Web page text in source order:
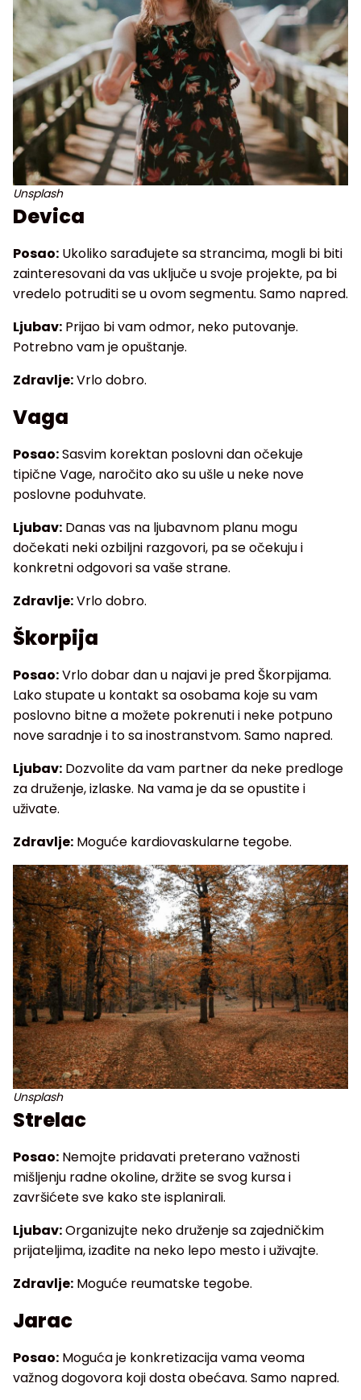
Unsplash
Devica
Posao: Ukoliko sarađujete sa strancima, mogli bi biti
zainteresovani da vas uključe u svoje projekte, pa bi
vredelo potruditi se u ovom segmentu. Samo napred.
Ljubav: Prijao bi vam odmor, neko putovanje.
Potrebno vam je opuštanje.
Zdravlje:Vrlo dobro.
Vaga
Posao:Sasvim korektan poslovni dan očekuje
tipične Vage, naročito ako su ušle u neke nove
poslovne poduhvate.
Ljubav: Danas vas na ljubavnom planu mogu
dočekati neki ozbiljni razgovori, pa se očekuju i
konkretni odgovori sa vaše strane.
Zdravlje:Vrlo dobro.
Škorpija
Posao:Vrlo dobar dan u najavi je pred Škorpijama.
Lako stupate u kontakt sa osobama koje su vam
poslovno bitne a možete pokrenuti i neke potpuno
nove saradnje i to sa inostranstvom. Samo napred.
Ljubav: Dozvolite da vam partner da neke predloge
za druženje, izlaske. Na vama je da se opustite i
uživate.
Zdravlje: Moguće kardiovaskularne tegobe.
Unsplash
Strelac
Posao: Nemojte pridavati preterano važnosti
mišljenju radne okoline, držite se svog kursa i
završićete sve kako ste isplanirali.
Ljubav:Organizujte neko druženje sa zajedničkim
prijateljima, izađite na neko lepo mesto i uživajte.
Zdravlje: Moguće reumatske tegobe.
Jarac
Posao: Moguća je konkretizacija vama veoma
važnog dogovora koji dosta obećava. Samo napred.